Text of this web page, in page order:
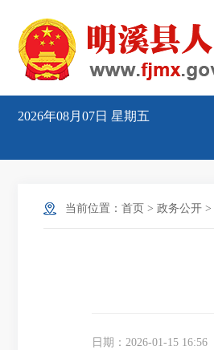
2026年08月07日 星期五
当前位置： 首页 > 政务公开 >
日期：2026-01-15 16:56